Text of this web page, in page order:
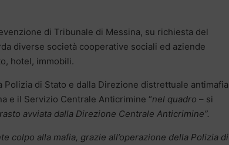
di Tribunale di Messina, su richiesta del
diverse società cooperative sociali ed aziende
hotel, immobili.
Polizia di Stato e dalla Direzione distrettuale antimafia
e il Servizio Centrale Anticrimine “nel quadro – si
avviata dalla Direzione Centrale Anticrimine”.
colpo alla mafia, grazie all’operazione della Polizia di